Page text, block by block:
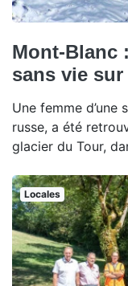
Mont-Blanc
sans vie
Une femme d’une
russe, a été
glacier du Tour,
Locales